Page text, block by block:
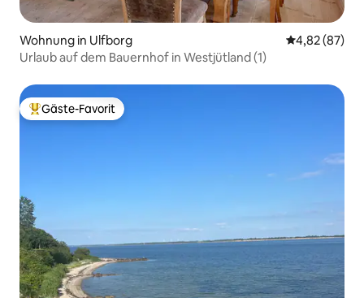
Wohnung in Ulfborg
4,82 (87)
Urlaub auf dem Bauernhof in Westjütland (1)
Beliebter Gäste-Favorit.
Gäste-Favorit